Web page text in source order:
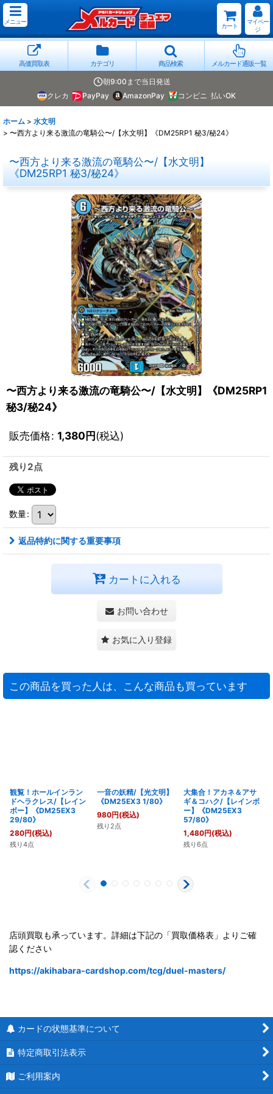
メニュー
カート
マイペー
ジ
高価買取表 カテゴリ 商品検索 メルカード通販一覧
朝9:00まで当日発送
クレカ
PayPay AmazonPay コンビニ 払いOK
ホーム > 水文明
> 〜西方より来る激流の竜騎公〜/【水文明】《DM25RP1 秘3/秘24》
〜西方より来る激流の竜騎公〜/【水文明】
《DM25RP1 秘3/秘24》
〜西方より来る激流の竜騎公〜/【水文明】《DM25RP1
秘3/秘24》
販売価格: 1,380円(税込)
残り2点
数量:
返品特約に関する重要事項
カートに入れる
お問い合わせ
お気に入り登録
この商品を買った人は、こんな商品も買っています
観覧！ホールインラン
ドヘラクレス/【レイン
ボー】《DM25EX3
29/80》
280円(税込)
残り4点
一音の妖精/【光文明】
《DM25EX3 1/80》
980円(税込)
残り2点
大集合！アカネ＆アサ
ギ＆コハク/【レインボ
ー】《DM25EX3
57/80》
1,480円(税込)
残り6点
店頭買取も承っています。詳細は下記の「買取価格表」よりご確
認ください
https://akihabara-cardshop.com/tcg/duel-masters/
カードの状態基準について
特定商取引法表示
ご利用案内